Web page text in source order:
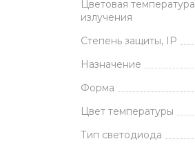
Цветовая температура
излучения
Степень защиты, IP
Назначение
Форма
Цвет температуры
Тип светодиода